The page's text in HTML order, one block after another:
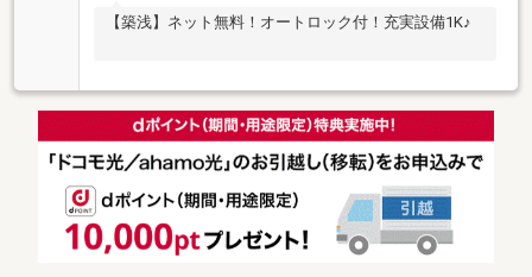
【築浅】ネット無料！オートロック付！充実設備1K♪